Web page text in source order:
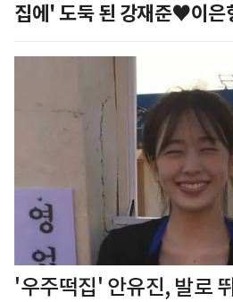
집에' 도둑 된 강재준♥이은
'우주떡집' 안유진, 발로